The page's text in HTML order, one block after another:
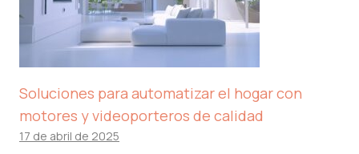
Soluciones para automatizar el hogar con
motores y videoporteros de calidad
17 de abril de 2025